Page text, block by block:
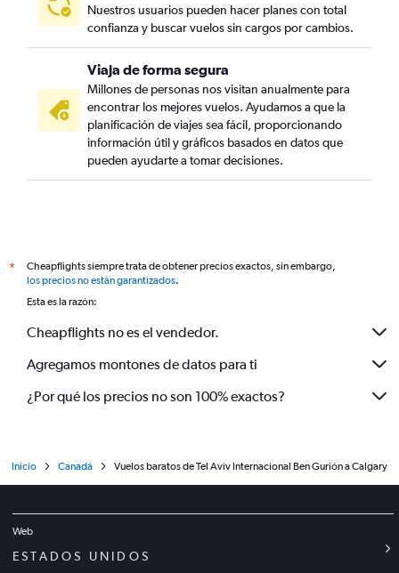
Nuestros usuarios pueden hacer planes con total
confianza y buscar vuelos sin cargos por cambios.
Viaja de forma segura
Millones de personas nos visitan anualmente para
encontrar los mejores vuelos. Ayudamos a que la
planificación de viajes sea fácil, proporcionando
información útil y gráficos basados en datos que
pueden ayudarte a tomar decisiones.
*
Cheapflights siempre trata de obtener precios exactos, sin embargo,
los precios no están garantizados.
Esta es la razón:
Cheapflights no es el vendedor.
Agregamos montones de datos para ti
¿Por qué los precios no son 100% exactos?
Inicio Canadá Vuelos baratos de Tel Aviv Internacional Ben Gurión a Calgary
Web
ESTADOS UNIDOS